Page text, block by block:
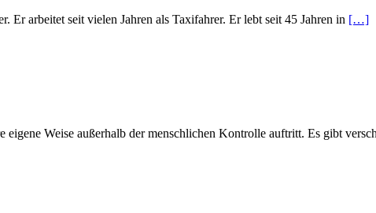
arbeitet seit vielen Jahren als Taxifahrer. Er lebt seit 45 Jahren in […]
Weise außerhalb der menschlichen Kontrolle auftritt. Es gibt